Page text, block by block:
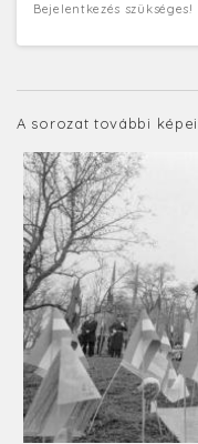
Bejelentkezés szükséges!
A sorozat további